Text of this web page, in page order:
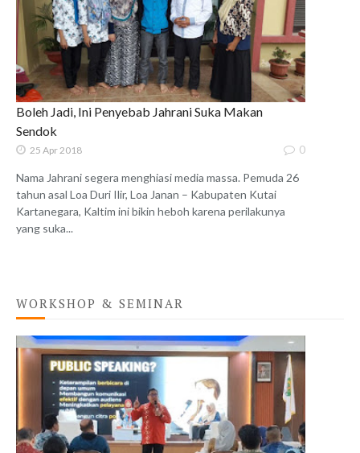
Boleh Jadi, Ini Penyebab Jahrani Suka Makan
Sendok
25 Apr 2018 0
Nama Jahrani segera menghiasi media massa. Pemuda 26
tahun asal Loa Duri Ilir, Loa Janan – Kabupaten Kutai
Kartanegara, Kaltim ini bikin heboh karena perilakunya
yang suka...
WORKSHOP & SEMINAR